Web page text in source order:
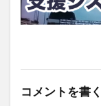
コメントを書く